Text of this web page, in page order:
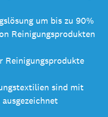
um bis zu 90%
Reinigungsprodukten
Reinigungsprodukte
sind mit